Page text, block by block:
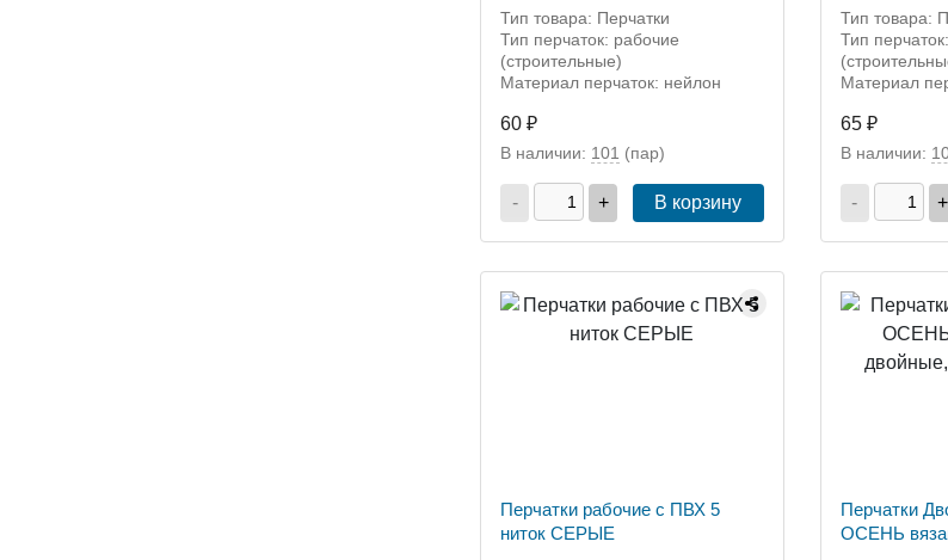
Тип товара: Перчатки
Тип перчаток: рабочие
(строительные)
Материал перчаток: нейлон
60 ₽
В наличии: 101 (пар)
- + В корзину
Тип товара:
Тип
Материал
65 ₽
В наличии:
- +
Перчатки рабочие с ПВХ 5
ниток СЕРЫЕ
Перчатки
ОСЕНЬ